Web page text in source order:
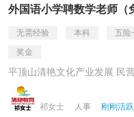
外国语小学聘数学老师（
无需经验 本科 五险
奖金
平顶山清艳文化产业发展 民
祁女士 人事 刚刚活跃